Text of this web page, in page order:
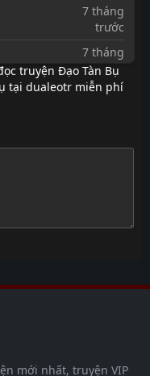
7 tháng
trước
7 tháng
trước
7 tháng
trước
trước
truyện Đạo Tàn Bụ
tại dualeotr miễn phí
mới nhất, truyện VIP